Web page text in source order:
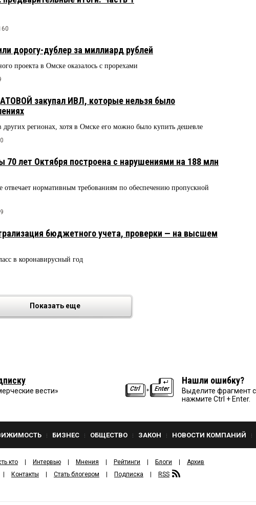
дорогу-дублер за миллиард рублей
проекта в Омске оказалось с прорехами
закупал ИВЛ, которые нельзя было
других регионах, хотя в Омске его можно было купить дешевле
70 лет Октября построена с нарушениями на 188 млн
отвечает нормативным требованиям по обеспечению пропускной
бюджетного учета, проверки — на высшем
в коронавирусный год
Показать еще
вести»
Нашли ошибку?
Выделите фрагмент
нажмите Ctrl + Enter.
БИЗНЕС ОБЩЕСТВО ЗАКОН НОВОСТИ КОМПАНИЙ
кто Интервью Мнения Рейтинги Блоги
Архив
Контакты Стать блогером Подписка RSS